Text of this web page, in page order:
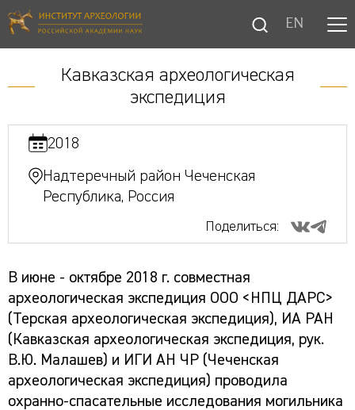
EN
Кавказская археологическая
экспедиция
2018
Надтеречный район Чеченская
Республика, Россия
Поделиться:
В июне - октябре 2018 г. совместная
археологическая экспедиция ООО <НПЦ ДАРС>
(Терская археологическая экспедиция), ИА РАН
(Кавказская археологическая экспедиция, рук.
В.Ю. Малашев) и ИГИ АН ЧР (Чеченская
археологическая экспедиция) проводила
охранно-спасательные исследования могильника